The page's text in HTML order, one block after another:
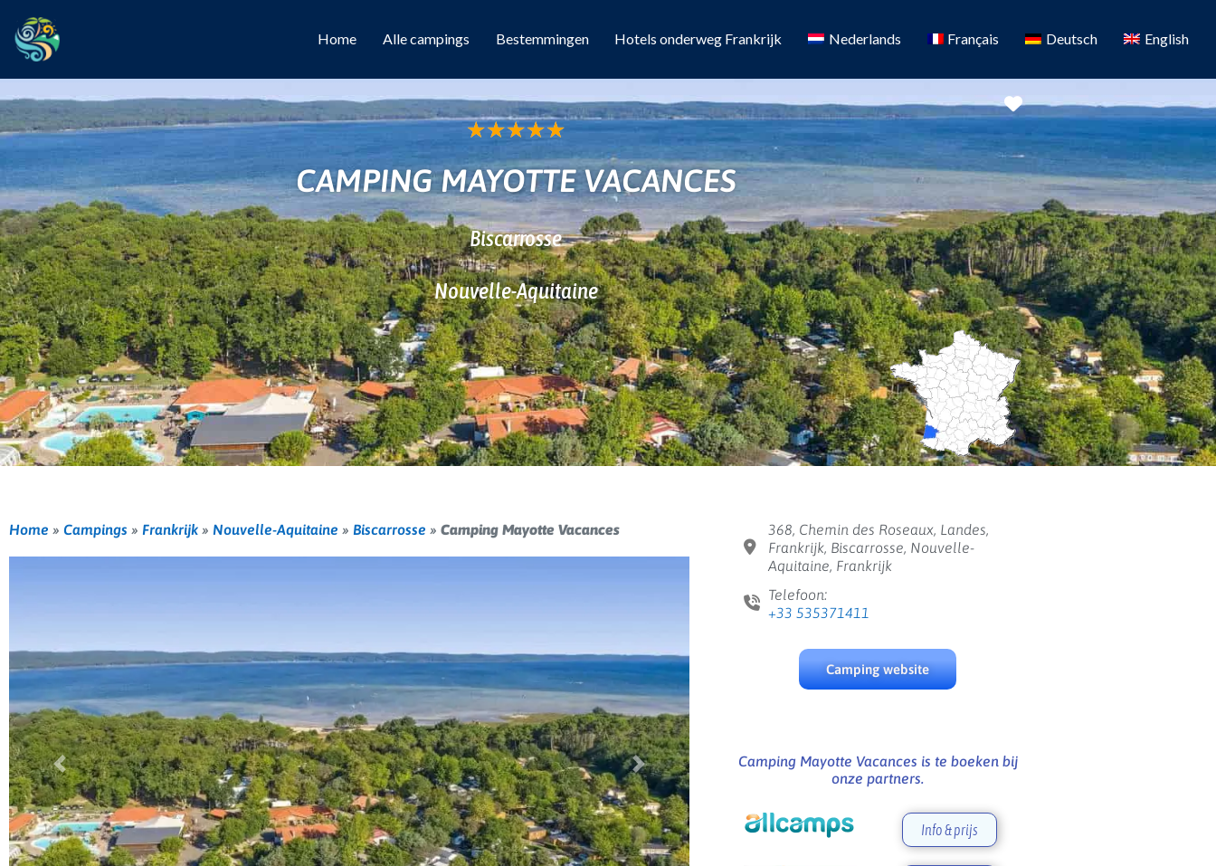
Home Alle campings Bestemmingen Hotels onderweg Frankrijk Nederlands Français Deutsch English
Favoriete
★★★★★
CAMPING MAYOTTE VACANCES
Biscarrosse
Nouvelle-Aquitaine
Home » Campings » Frankrijk » Nouvelle-Aquitaine » Biscarrosse » Camping Mayotte Vacances
Vorige Volgende
368, Chemin des Roseaux, Landes,
Frankrijk, Biscarrosse, Nouvelle-
Aquitaine, Frankrijk
Telefoon:
+33 535371411
Camping website
Camping Mayotte Vacances is te boeken bij
onze partners.
Info & prijs